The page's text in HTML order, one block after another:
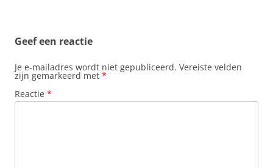
Geef een reactie
Je e-mailadres wordt niet gepubliceerd. Vereiste velden
zijn gemarkeerd met *
Reactie *